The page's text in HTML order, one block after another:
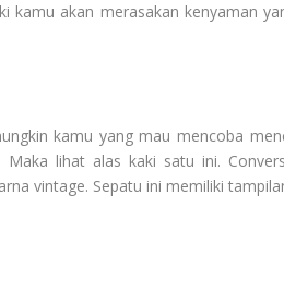
kamu akan merasakan kenyaman
kamu yang mau mencoba
lihat alas kaki satu ini.
vintage. Sepatu ini memiliki